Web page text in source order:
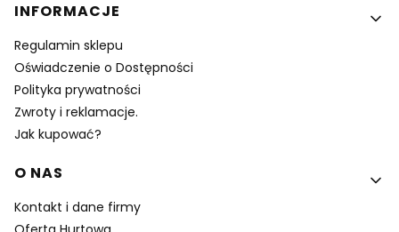
INFORMACJE
Regulamin sklepu
Oświadczenie o Dostępności
Polityka prywatności
Zwroty i reklamacje.
Jak kupować?
O NAS
Kontakt i dane firmy